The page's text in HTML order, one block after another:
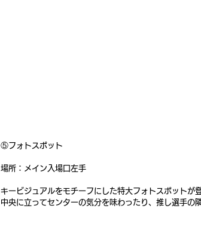
⑤フォトスポット
場所：メイン入場口左手
キービジュアルをモチーフにした特大フォトスポットが
中央に立ってセンターの気分を味わったり、推し選手の